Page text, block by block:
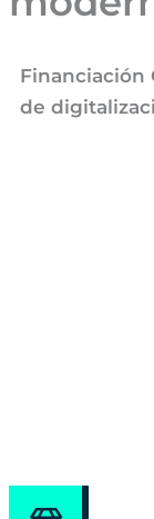
Financiación
de